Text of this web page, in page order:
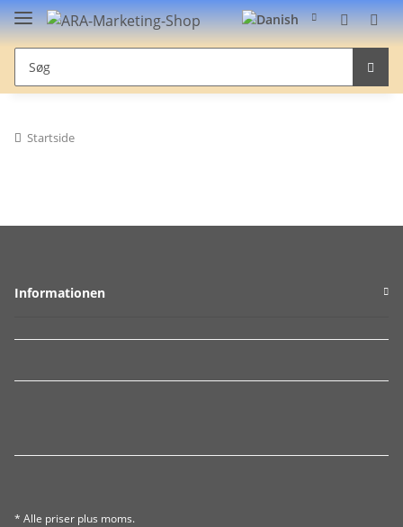
Startside
Informationen
* Alle priser plus moms.